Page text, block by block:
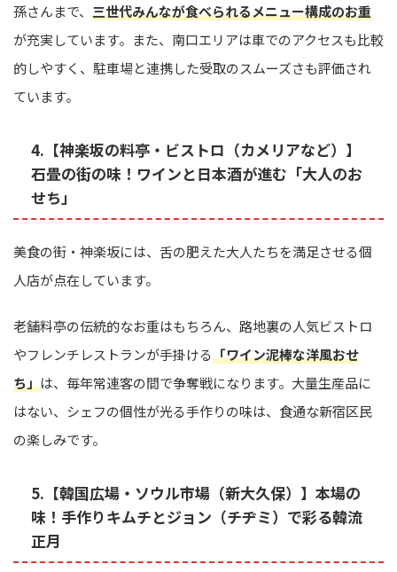
孫さんまで、 三世代みんなが食べられるメニュー構成のお重
が充実しています。また、南口エリアは車でのアクセスも比較
的しやすく、駐車場と連携した受取のスムーズさも評価され
ています。
4.【神楽坂の料亭・ビストロ（カメリアなど）】
石畳の街の味！ワインと日本酒が進む「大人のお
せち」
美食の街・神楽坂には、舌の肥えた大人たちを満足させる個
人店が点在しています。
老舗料亭の伝統的なお重はもちろん、路地裏の人気ビストロ
やフレンチレストランが手掛ける「ワイン泥棒な洋風おせ
ち」は、毎年常連客の間で争奪戦になります。大量生産品に
はない、シェフの個性が光る手作りの味は、食通な新宿区民
の楽しみです。
5.【韓国広場・ソウル市場（新大久保）】本場の
味！手作りキムチとジョン（チヂミ）で彩る韓流
正月